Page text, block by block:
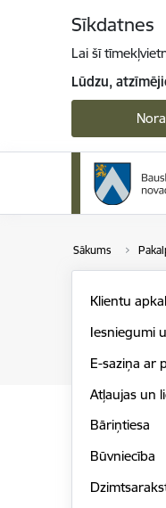
Sīkdatnes
Lai šī
Lūdzu,
Sākums
Klientu
Iesniegumi
E-saziņa ar
Atļaujas un
Bāriņtiesa
Būvniecība